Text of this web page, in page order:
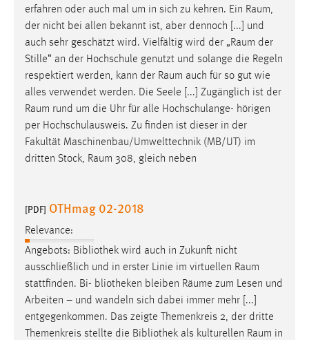
erfahren oder auch mal um in sich zu kehren. Ein Raum,
der nicht bei allen bekannt ist, aber dennoch [...] und
auch sehr geschätzt wird. Vielfältig wird der „Raum der
Stille“ an der Hochschule genutzt und solange die Regeln
respektiert werden, kann der Raum auch für so gut wie
alles verwendet werden. Die Seele [...] Zugänglich ist der
Raum rund um die Uhr für alle Hochschulange- hörigen
per Hochschulausweis. Zu finden ist dieser in der
Fakultät Maschinenbau/Umwelttechnik (MB/UT) im
dritten Stock, Raum 308, gleich neben
[PDF] OTHmag 02-2018
Relevance:
Angebots: Bibliothek wird auch in Zukunft nicht
ausschließlich und in erster Linie im virtuellen Raum
stattfinden. Bi- bliotheken bleiben Räume zum Lesen und
Arbeiten – und wandeln sich dabei immer mehr [...]
entgegenkommen. Das zeigte Themenkreis 2, der dritte
Themenkreis stellte die Bibliothek als kulturellen Raum in